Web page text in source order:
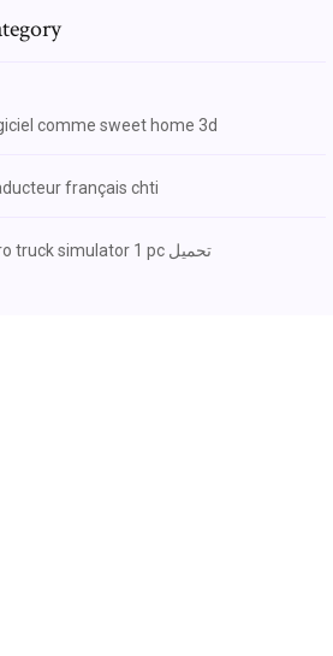
comme sweet home 3d
français chti
Euro truck simulator 1 pc تحميل